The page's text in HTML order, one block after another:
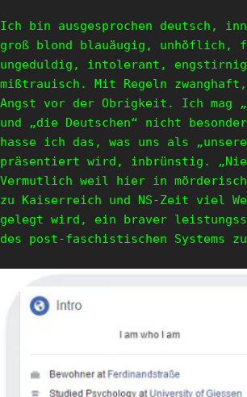
Ich bin ausgesprochen deutsch,
groß blond blauäugig, unhöflich,
ungeduldig, intolerant, engstirnig
mißtrauisch. Mit Regeln
Angst vor der Obrigkeit. Ich mag
und „die Deutschen“ nicht
hasse ich das, was uns als
präsentiert wird, inbrünstig.
Vermutlich weil hier in
zu Kaiserreich und NS-Zeit viel
gelegt wird, ein braver
des post-faschistischen Systems